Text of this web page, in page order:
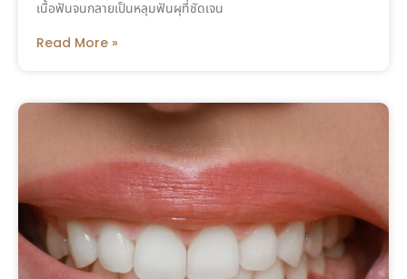
เนื้อฟันจนกลายเป็นหลุมฟันผุที่ชัดเจน
Read More »